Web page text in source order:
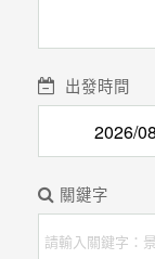
出發時間
關鍵字